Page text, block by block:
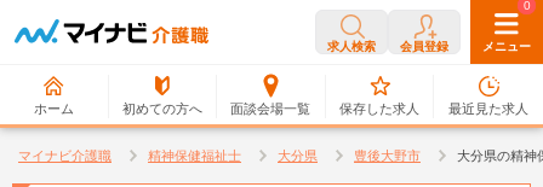
求人検索 会員登録 メニュー
ホーム 初めての方へ 面談会場一覧
0
保存した求人
0
最近見た求人
マイナビ介護職 精神保健福祉士 大分県 豊後大野市 大分県の精神